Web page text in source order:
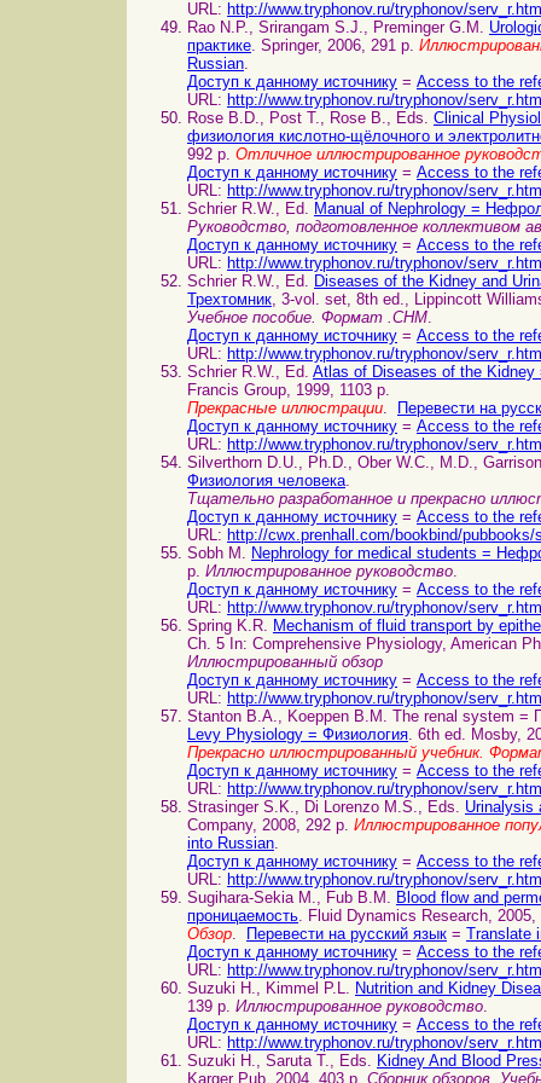
URL: http://www.tryphonov.ru/tryphonov/
Rao N.P., Srirangam S.J., Preminger G.M.
практике. Springer, 2006, 291 p.
Russian.
Доступ к данному источнику = Access to the
URL: http://www.tryphonov.ru/tryphonov/
Rose B.D., Post T., Rose B., Eds. Clinical
физиология кислотно-щёлочного и
992 p. Отличное иллюстрированное
Доступ к данному источнику = Access to the
URL: http://www.tryphonov.ru/tryphonov/
Schrier R.W., Ed. Manual of Nephrology =
Руководство, подготовленное коллективом
Доступ к данному источнику = Access to the
URL: http://www.tryphonov.ru/tryphonov/
Schrier R.W., Ed. Diseases of the Kidney and
Трехтомник, 3-vol. set, 8th ed., Lippincott
Учебное пособие. Формат .CHM.
Доступ к данному источнику = Access to the
URL: http://www.tryphonov.ru/tryphonov/
Schrier R.W., Ed. Atlas of Diseases of the Kidney
Francis Group, 1999, 1103 p.
Прекрасные иллюстрации.
Перевести на
Доступ к данному источнику = Access to the
URL: http://www.tryphonov.ru/tryphonov/
Silverthorn D.U., Ph.D., Ober W.C., M.D.,
Физиология человека.
Тщательно разработанное и прекрасно
Доступ к данному источнику = Access to the
URL: http://cwx.prenhall.com/bookbind/pubbooks/
Sobh M. Nephrology for medical students =
p. Иллюстрированное руководство.
Доступ к данному источнику = Access to the
URL: http://www.tryphonov.ru/tryphonov/
Spring K.R. Mechanism of fluid transport by
Ch. 5 In: Comprehensive Physiology, American
Иллюстрированный обзор
Доступ к данному источнику = Access to the
URL: http://www.tryphonov.ru/tryphonov/
Stanton B.A., Koeppen B.M. The renal system =
Levy Physiology = Физиология. 6th ed. Mosby,
Прекрасно иллюстрированный учебник.
Доступ к данному источнику = Access to the
URL: http://www.tryphonov.ru/tryphonov/
Strasinger S.K., Di Lorenzo M.S., Eds. Urinalysis
Company, 2008, 292 p. Иллюстрированное
into Russian.
Доступ к данному источнику = Access to the
URL: http://www.tryphonov.ru/tryphonov/
Sugihara-Sekia M., Fub B.M. Blood flow and
проницаемость. Fluid Dynamics Research, 2005,
Обзор. Перевести на русский язык = Translate
Доступ к данному источнику = Access to the
URL: http://www.tryphonov.ru/tryphonov/
Suzuki H., Kimmel P.L. Nutrition and Kidney
139 p. Иллюстрированное руководство.
Доступ к данному источнику = Access to the
URL: http://www.tryphonov.ru/tryphonov/
Suzuki H., Saruta T., Eds. Kidney And Blood
Karger Pub, 2004, 403 p. Сборник обзоров.